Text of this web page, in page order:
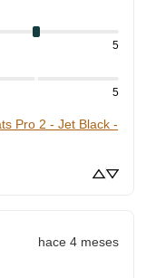
5
5
Pro 2 - Jet Black -
hace 4 meses